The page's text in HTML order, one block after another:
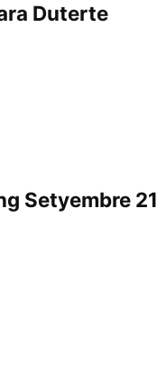
Duterte
Setyembre 21